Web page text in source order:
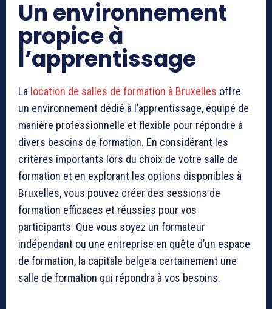
Un environnement
propice à
l’apprentissage
La location de salles de formation à Bruxelles offre
un environnement dédié à l’apprentissage, équipé de
manière professionnelle et flexible pour répondre à
divers besoins de formation. En considérant les
critères importants lors du choix de votre salle de
formation et en explorant les options disponibles à
Bruxelles, vous pouvez créer des sessions de
formation efficaces et réussies pour vos
participants. Que vous soyez un formateur
indépendant ou une entreprise en quête d’un espace
de formation, la capitale belge a certainement une
salle de formation qui répondra à vos besoins.